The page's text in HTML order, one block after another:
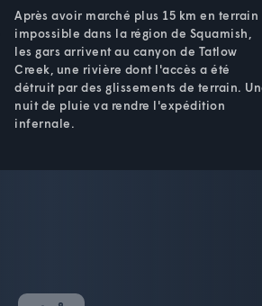
Après avoir marché plus 15 km en terrain
impossible dans la région de Squamish,
les gars arrivent au canyon de Tatlow
Creek, une rivière dont l'accès a été
détruit par des glissements de terrain.
nuit de pluie va rendre l'expédition
infernale.